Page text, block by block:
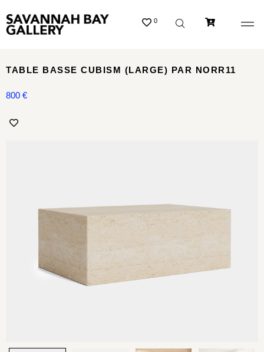
0
TABLE BASSE CUBISM (LARGE) PAR NORR11
800 €